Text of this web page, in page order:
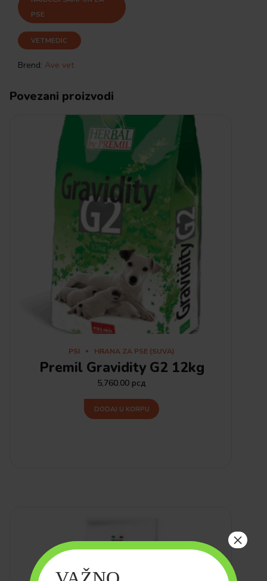
PSE
VETMEDIC
Brend: Ave vet
Povezani proizvodi
PSI HRANA ZA PSE (SUVA)
Premil Gravidity G2 12kg
5,760.00 рсд
DODAJ U KORPU
×